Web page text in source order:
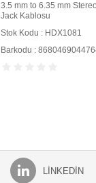
3.5 mm to 6.35 mm Stereo
Jack Kablosu
Stok Kodu : HDX1081
Barkodu :
LINKEDIN